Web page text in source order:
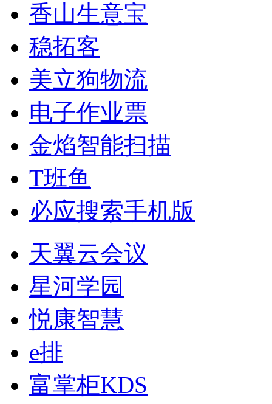
香山生意宝
稳拓客
美立狗物流
电子作业票
金焰智能扫描
T班鱼
必应搜索手机版
天翼云会议
星河学园
悦康智慧
e排
富掌柜KDS